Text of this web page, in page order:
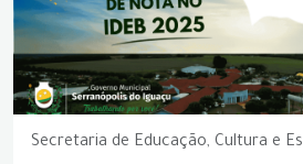
Secretaria de Educação, Cultura e